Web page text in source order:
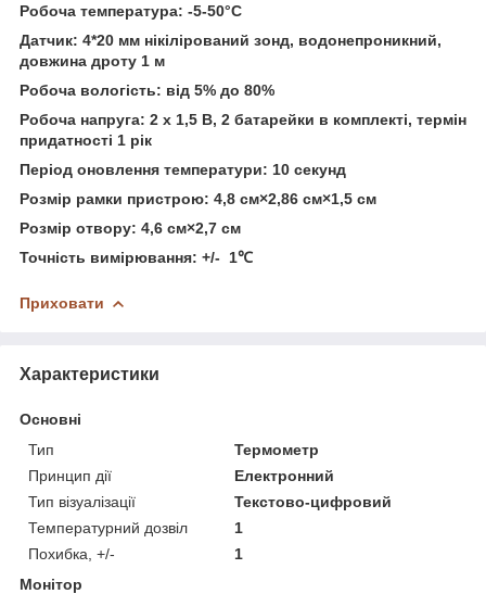
Робоча температура: -5-50°C
Датчик: 4*20 мм нікілірований зонд, водонепроникний,
довжина дроту 1 м
Робоча вологість: від 5% до 80%
Робоча напруга: 2 х 1,5 В, 2 батарейки в комплекті, термін
придатності 1 рік
Період оновлення температури: 10 секунд
Розмір рамки пристрою: 4,8 см×2,86 см×1,5 см
Розмір отвору: 4,6 см×2,7 см
Точність вимірювання: +/- 1℃
Приховати
Характеристики
Основні
Тип
Термометр
Принцип дії
Електронний
Тип візуалізації
Текстово-цифровий
Температурний дозвіл
1
Похибка, +/-
1
Монітор